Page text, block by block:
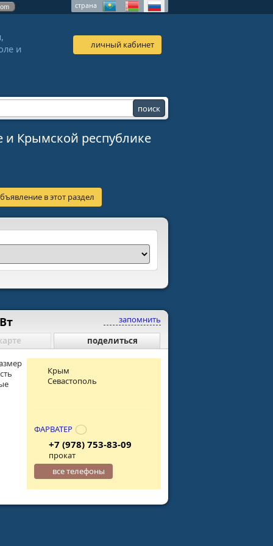
страна
и
личный кабинет
и Крымской республике
в этот раздел
запомнить
поделиться
Крым
Севастополь
ФАРВАТЕР
+7 (978) 753-83-09
прокат
все телефоны